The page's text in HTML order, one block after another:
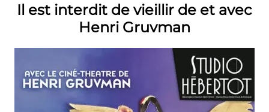
Il est interdit de vieillir de et avec
Henri Gruvman